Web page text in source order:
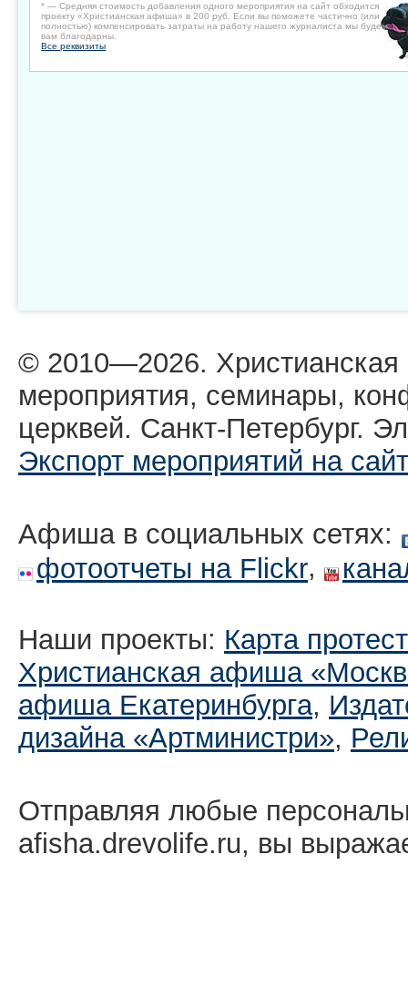
* — Средняя стоимость добавления одного мероприятия на сайт обходится
проекту «Христианская афиша» в 200 руб. Если вы поможете частично (или
полностью) компенсировать затраты на работу нашего журналиста мы будем
вам благодарны.
Все реквизиты
© 2010—2026.
мероприятия, семинары,
церквей. Санкт-Петербург.
Экспорт мероприятий на сайт
Афиша в социальных сетях:
фотоотчеты на Flickr,
Наши проекты: Карта
Христианская афиша
афиша Екатеринбургa,
дизайна «Артминистри»,
Отправляя любые
afisha.drevolife.ru, вы